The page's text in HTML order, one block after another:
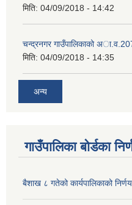
मिति: 04/09/2018 - 14:42
चन्द्रनगर गाउँपालिकाको
मिति: 04/09/2018 - 14:35
अन्य
गाउँपालिका बोर्डका
बैशाख ८ गतेको कार्यपालिकाको